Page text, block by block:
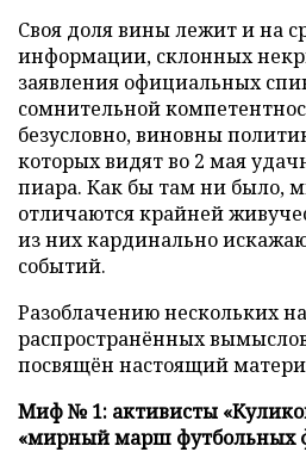
Своя доля вины лежит и на
информации, склонных
заявления официальных
сомнительной
безусловно, виновны
которых видят во 2 мая
пиара. Как бы там ни было,
отличаются крайней
из них кардинально
событий.
Разоблачению нескольких
распространённых
посвящён настоящий
Миф № 1: активисты «
«мирный марш футбольных